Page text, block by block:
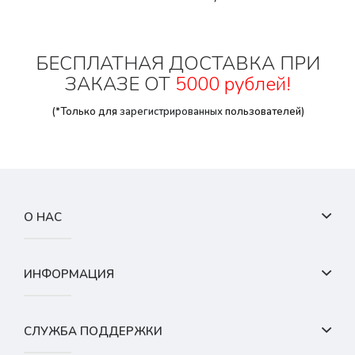
БЕСПЛАТНАЯ ДОСТАВКА ПРИ
ЗАКАЗЕ ОТ 5000 рублей!
(*Только для зарегистрированныхпользователей)
О НАС
ИНФОРМАЦИЯ
СЛУЖБА ПОДДЕРЖКИ